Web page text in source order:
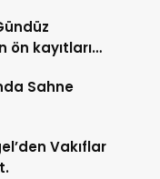
ön kayıtları
Sahne
Vakıflar